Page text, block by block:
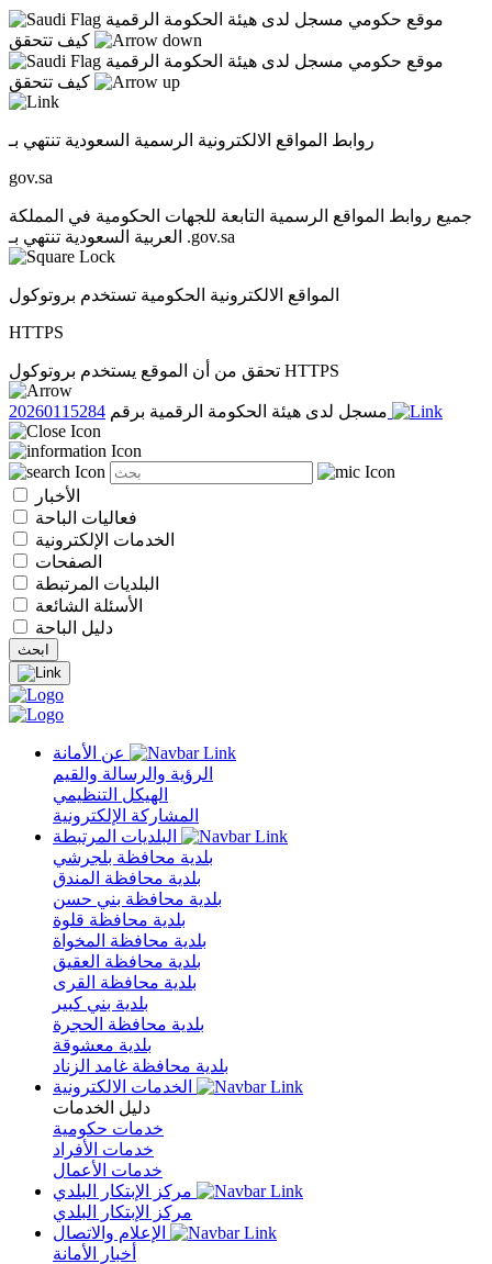
موقع حكومي مسجل لدى هيئة الحكومة الرقمية
موقع حكومي مسجل لدى هيئة الحكومة الرقمية
روابط المواقع الالكترونية الرسمية السعودية تنتهي بـ
gov.sa
جميع روابط المواقع الرسمية التابعة للجهات الحكومية في المملكة
العربية السعودية تنتهي بـ .gov.sa
المواقع الالكترونية الحكومية تستخدم بروتوكول
HTTPS
تحقق من أن الموقع يستخدم بروتوكول HTTPS
مسجل لدى هيئة الحكومة الرقمية برقم
الأخبار
فعاليات الباحة
الخدمات الإلكترونية
الصفحات
البلديات المرتبطة
الأسئلة الشائعة
دليل الباحة
الرؤية والرسالة والقيم
الهيكل التنظيمي
المشاركة الإلكترونية
بلدية محافظة بلجرشي
بلدية محافظة المندق
بلدية محافظة بني حسن
بلدية محافظة قلوة
بلدية محافظة المخواة
بلدية محافظة العقيق
بلدية محافظة القرى
بلدية بني كبير
بلدية محافظة الحجرة
بلدية معشوقة
بلدية محافظة غامد الزناد
دليل الخدمات
خدمات حكومية
خدمات الأفراد
خدمات الأعمال
مركز الإبتكار البلدي
أخبار الأمانة